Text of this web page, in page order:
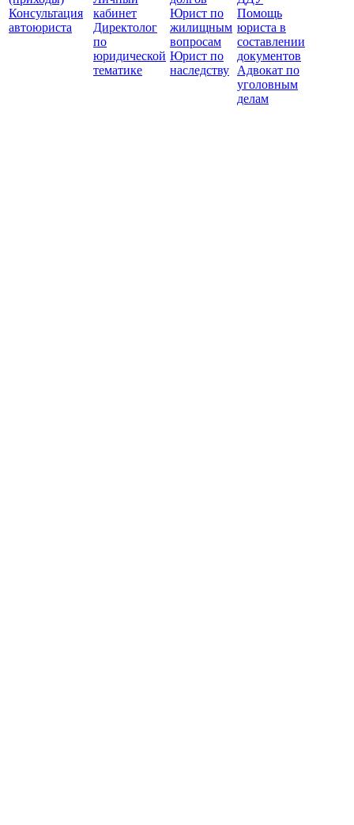
Консультация
автоюриста
кабинет
Директолог
по
юридической
тематике
Юрист по
жилищным
вопросам
Юрист по
наследству
Помощь
юриста в
составлении
документов
Адвокат по
уголовным
делам